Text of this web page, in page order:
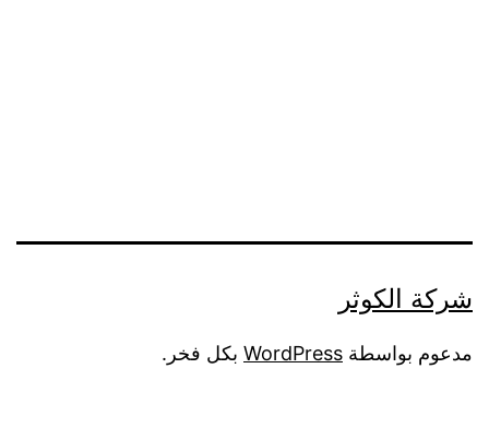
شركة الكوثر
مدعوم بواسطة WordPress بكل فخر.